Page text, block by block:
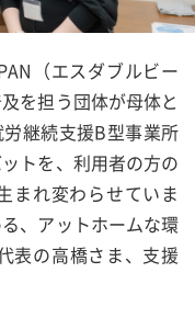
（エスダブルビー
を担う団体が母体と
継続支援B型事業所
トを、利用者の方の
まれ変わらせていま
、アットホームな環
表の高橋さま、支援